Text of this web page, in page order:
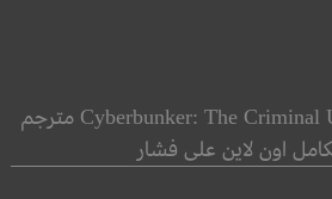
فلم Cyberbunker: The Criminal Underworld 2023 مترجم
اون لاين على فشار